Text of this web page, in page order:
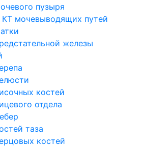
пузыря
КТ мочевыводящих путей
железы
костей
отдела
таза
костей